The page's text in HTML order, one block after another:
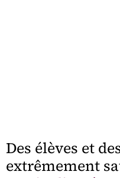
Des élèves et
extrêmement